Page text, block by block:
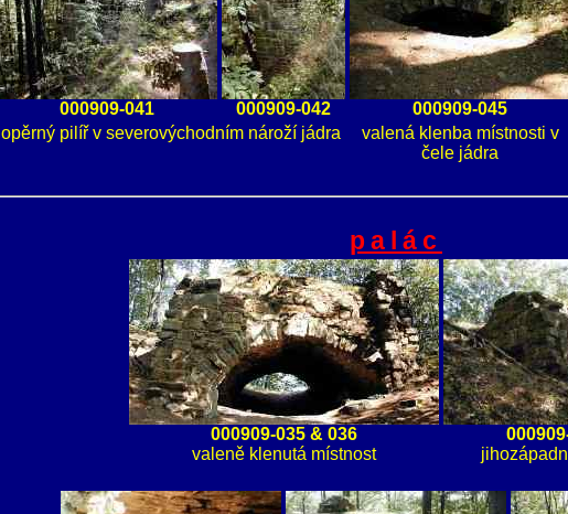
000909-041 000909-042 000909-045
opěrný pilíř v severovýchodním nároží jádra
valená klenba místnosti v
čele jádra
palác
000909-035 & 036
valeně klenutá místnost